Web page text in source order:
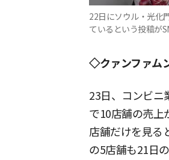
22日にソウル・光化
ているという投稿が
◇クァンファム
23日、コンビニ
で10店舗の売上
店舗だけを見る
の5店舗も21日